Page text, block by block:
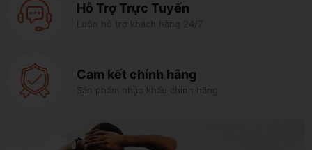
Hỗ Trợ Trực Tuyến
Luôn hỗ trợ khách hàng 24/7
Cam kết chính hãng
Sản phẩm nhập khẩu chính hãng